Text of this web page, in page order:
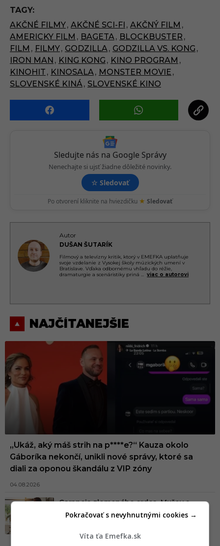
P
a
g
i
n
a
t
i
n
TAGY:
AKČNÉ FILMY, AKČNÉ SCI-FI , AKČNÝ FILM ,
AMERICKY FILM , BAGETA, BLOCKBUSTER ,
FILM , FILMY, GODZILLA, GODZILLA VS. KONG ,
IRON MAN , KING KONG , KINO PROGRAM ,
KINOHIT , KINOSALA, MONSTER MOVIE ,
SLOVENSKÉ KINÁ, SLOVENSKÉ KINO
Sledujte nás na Google Správy
Nenechajte si ujsť žiadne dôležité novinky.
☆ Sledovať
Po otvorení kliknite na hviezdičku ★ Sledovať
Autor
DUŠAN ŠUTARÍK
Filmový a televízny kritik, ktorý v EMEFKA uplatňuje
svoje vzdelanie z Vysokej školy múzických umení v
Bratislave. Vďaka odbornému vhľadu do réžie,
dramaturgie a scenáristiky priná ... viac o autorovi
NAJČÍTANEJŠIE
„Ukáž, aký máš strih na p****e?“ Kauza okolo
Gáboríka nekončí, unikli nové správy, ktoré sa
diali za oponou škandálu z VIP zóny
04.08.2026
Garancia zlomeného srdca. Mužov s
týmito menami si rovno zablokuj, sú
zárukou toxického vzťahu
Víta ťa Emefka.sk
Pokračovať s nevyhnutnými cookies →